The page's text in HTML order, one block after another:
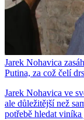
Jarek Nohavica
Putina, za což čelí
Jarek Nohavica ve
ale důležitější než
potřebě hledat viníka